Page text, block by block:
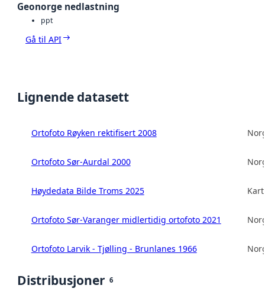
Geonorge nedlastning
ppt
Gå til API
Lignende datasett
Ortofoto Røyken rektifisert 2008
Ortofoto Sør-Aurdal 2000
Høydedata Bilde Troms 2025
Ortofoto Sør-Varanger midlertidig ortofoto 2021
Ortofoto Larvik - Tjølling - Brunlanes 1966
Distribusjoner 6